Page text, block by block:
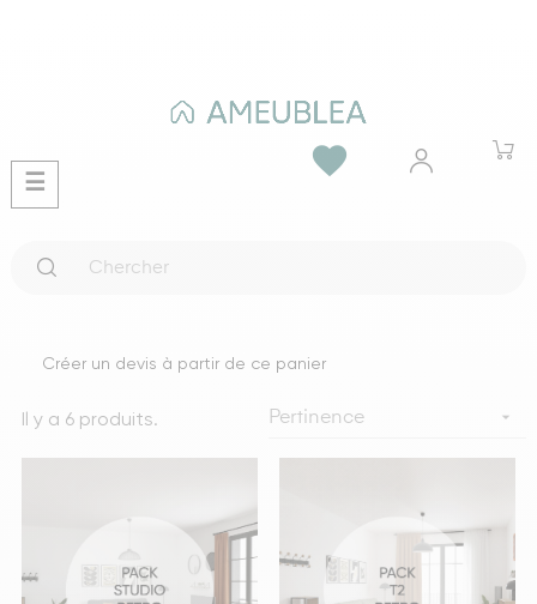
Basculer
la
☰
favorite
Créer un devis à partir de ce panier
Il y a 6 produits. Pertinence 